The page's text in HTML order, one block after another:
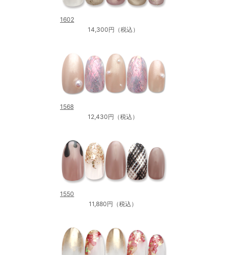
1602
14,300円（税込）
1568
12,430円（税込）
1550
11,880円（税込）